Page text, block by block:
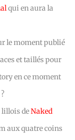
qui en aura la
le moment publié
et taillés pour
en ce moment
lillois deNaked
aux quatre coins